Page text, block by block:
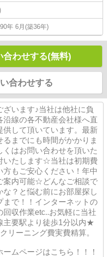
年 6月(築36年)
合わせする(無料)
合わせする
います♪当社は他社に負
線の各不動産会社様へ直
して頂いています。最新
までにも時間がかかりま
はお問い合わせを頂いた
いたします☆当社は初期費
もご安心ください！年中
案内可能☆どんなご相談で
な？と悩む前にお部屋探し
で！！インターネットの
収作業etc..お気軽に当社
主要駅より徒歩1分以内★
ーニング費実費精算。
ムページはこちら！！！